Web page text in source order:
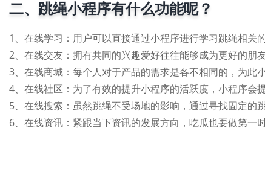
二、跳绳小程序有什么功能呢？
1、在线学习：用户可以直接通过小程序进行学习跳绳相关
2、在线交友：拥有共同的兴趣爱好往往能够成为更好的朋
3、在线商城：每个人对于产品的需求是各不相同的，为此
4、在线社区：为了有效的提升小程序的活跃度，小程序会
5、在线搜索：虽然跳绳不受场地的影响，通过寻找固定的
6、在线资讯：紧跟当下资讯的发展方向，吃瓜也要做第一